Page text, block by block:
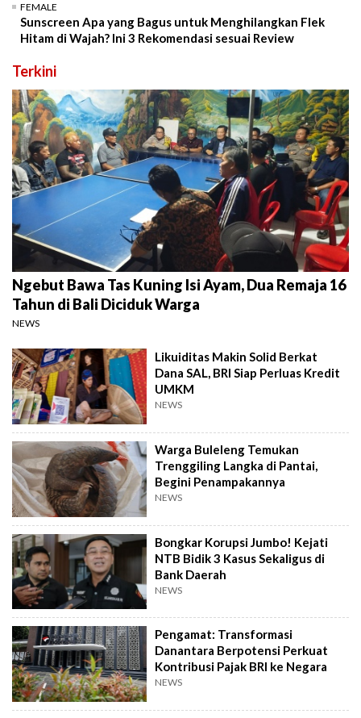
FEMALE
Sunscreen Apa yang Bagus untuk Menghilangkan Flek
Hitam di Wajah? Ini 3 Rekomendasi sesuai Review
Terkini
Ngebut Bawa Tas Kuning Isi Ayam, Dua Remaja 16
Tahun di Bali Diciduk Warga
NEWS
Likuiditas Makin Solid Berkat
Dana SAL, BRI Siap Perluas Kredit
UMKM
NEWS
Warga Buleleng Temukan
Trenggiling Langka di Pantai,
Begini Penampakannya
NEWS
Bongkar Korupsi Jumbo! Kejati
NTB Bidik 3 Kasus Sekaligus di
Bank Daerah
NEWS
Pengamat: Transformasi
Danantara Berpotensi Perkuat
Kontribusi Pajak BRI ke Negara
NEWS